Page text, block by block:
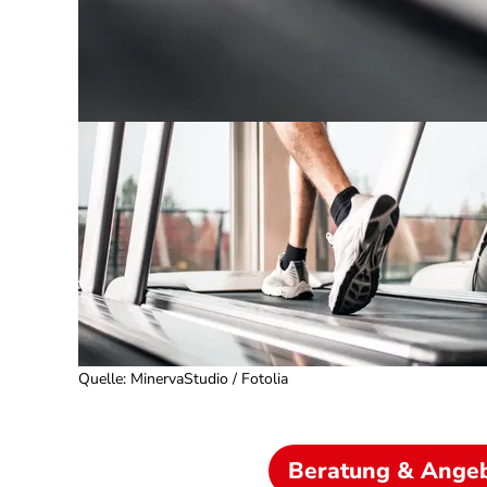
Quelle: MinervaStudio / Fotolia
Beratung &